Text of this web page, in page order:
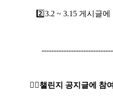
2️⃣3.2 ~ 3.15 게시글
👇🏻챌린지 공지글에 참